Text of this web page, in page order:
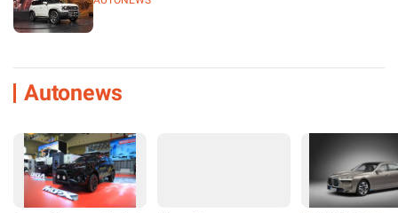
Autonews